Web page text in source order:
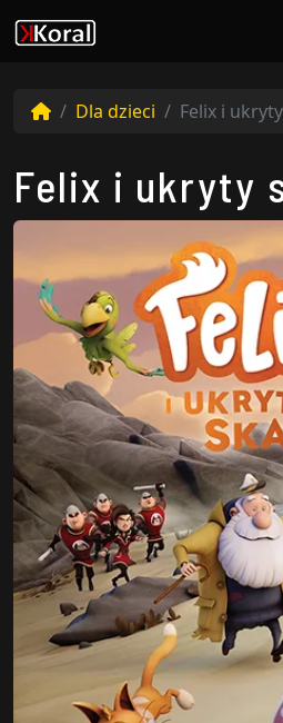
Dla dzieci Felix i
Felix i ukryty